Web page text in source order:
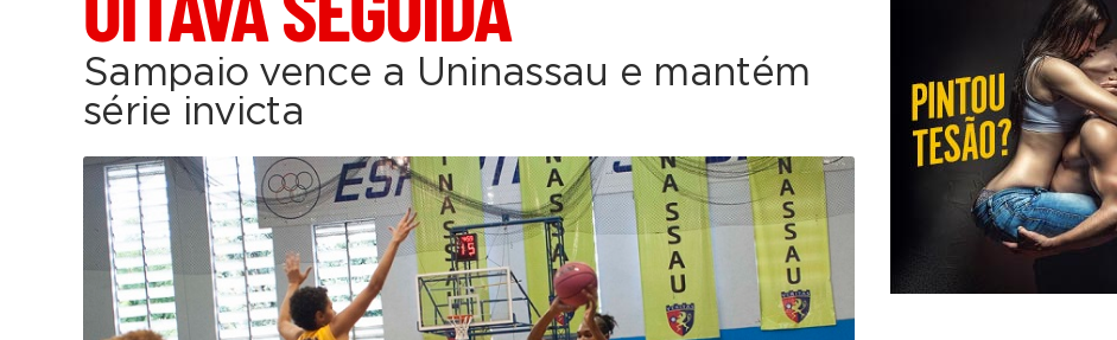
Sampaio vence a Uninassau e mantém
série invicta